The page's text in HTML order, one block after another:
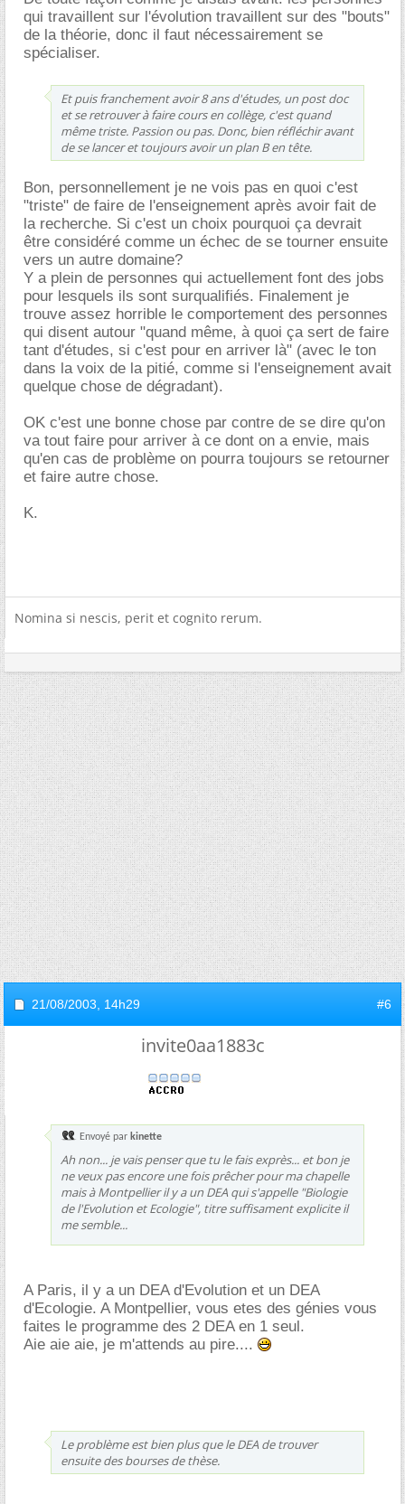
qui travaillent sur l'évolution travaillent sur des "bouts"
de la théorie, donc il faut nécessairement se
spécialiser.
Et puis franchement avoir 8 ans d'études, un post doc
et se retrouver à faire cours en collège, c'est quand
même triste. Passion ou pas. Donc, bien réfléchir avant
de se lancer et toujours avoir un plan B en tête.
Bon, personnellement je ne vois pas en quoi c'est
"triste" de faire de l'enseignement après avoir fait de
la recherche. Si c'est un choix pourquoi ça devrait
être considéré comme un échec de se tourner ensuite
vers un autre domaine?
Y a plein de personnes qui actuellement font des jobs
pour lesquels ils sont surqualifiés. Finalement je
trouve assez horrible le comportement des personnes
qui disent autour "quand même, à quoi ça sert de faire
tant d'études, si c'est pour en arriver là" (avec le ton
dans la voix de la pitié, comme si l'enseignement avait
quelque chose de dégradant).
OK c'est une bonne chose par contre de se dire qu'on
va tout faire pour arriver à ce dont on a envie, mais
qu'en cas de problème on pourra toujours se retourner
et faire autre chose.
K.
Nomina si nescis, perit et cognito rerum.
21/08/2003, 14h29 #6
invite0aa1883c
Envoyé par kinette
Ah non... je vais penser que tu le fais exprès... et bon je
ne veux pas encore une fois prêcher pour ma chapelle
mais à Montpellier il y a un DEA qui s'appelle "Biologie
de l'Evolution et Ecologie", titre suffisament explicite il
me semble...
A Paris, il y a un DEA d'Evolution et un DEA
d'Ecologie. A Montpellier, vous etes des génies vous
faites le programme des 2 DEA en 1 seul.
Aie aie aie, je m'attends au pire....
Le problème est bien plus que le DEA de trouver
ensuite des bourses de thèse.